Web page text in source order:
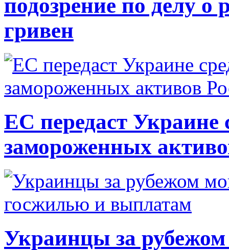
подозрение по делу о
гривен
ЕС передаст Украине
замороженных
Украинцы за рубежом